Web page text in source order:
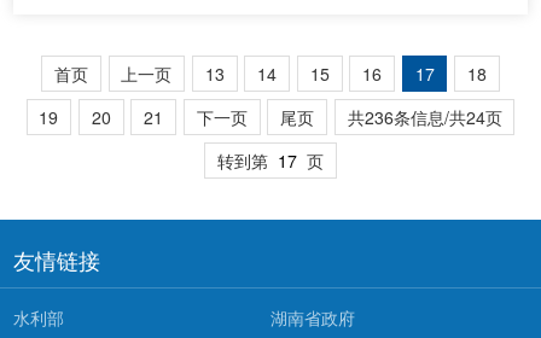
27条，主要是结合水利建设实际，提出具体的落实意见和措施，
要求强化工程质量保障、提升水利工程品质、推进工程质量管理
现代化，...
首页 上一页 13 14 15 16 17
18
19
20 21 下一页 尾页
共236条信息/共24页
转到第
页
友情链接
水利部 湖南省政府